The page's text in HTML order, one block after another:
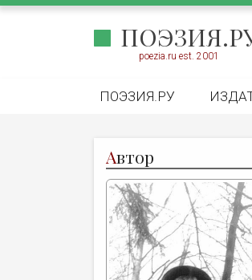
poezia.ru est. 2001
ПОЭЗИЯ.РУ
Автор